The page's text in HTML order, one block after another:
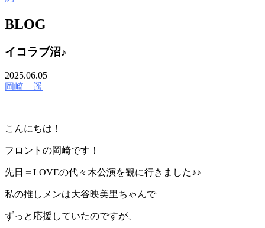
BLOG
イコラブ沼♪
2025.06.05
岡崎 遥
こんにちは！
フロントの岡崎です！
先日＝LOVEの代々木公演を観に行きました♪♪
私の推しメンは大谷映美里ちゃんで
ずっと応援していたのですが、